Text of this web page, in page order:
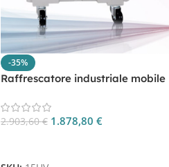
-35%
Raffrescatore industriale mobile
2.903,60€ 1.878,80 €